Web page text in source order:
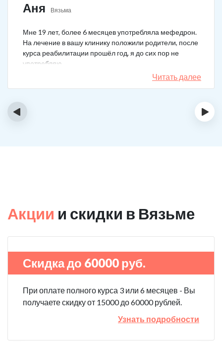
Аня Вязьма
Мне 19 лет, более 6 месяцев употребляла мефедрон.
На лечение в вашу клинику положили родители, после
курса реабилитации прошёл год, я до сих пор не
употребляю.
Читать далее
‹ ›
Акции и скидки в Вязьме
Скидка до 60000 руб.
При оплате полного курса 3 или 6 месяцев - Вы
получаете скидку от 15000 до 60000 рублей.
Узнать подробности